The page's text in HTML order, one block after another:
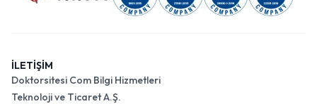
İLETİŞİM
Doktorsitesi Com Bilgi Hizmetleri
Teknoloji ve Ticaret A.Ş.